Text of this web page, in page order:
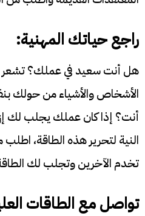
راجع حياتك المهنية:
هل أنت سعيد في عملك؟ تشعر
الأشخاص والأشياء من حولك
أنت؟ إذا كان عملك يجلب لك
النية لتحرير هذه الطاقة،
تخدم الآخرين وتجلب لك الطاقة
تواصل مع الطاقات